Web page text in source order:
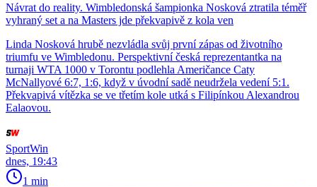
Návrat do reality. Wimbledonská šampionka Nosková ztratila téměř
vyhraný set a na Masters jde překvapivě z kola ven
Linda Nosková hrubě nezvládla svůj první zápas od životního
triumfu ve Wimbledonu. Perspektivní česká reprezentantka na
turnaji WTA 1000 v Torontu podlehla Američance Caty
McNallyové 6:7, 1:6, když v úvodní sadě neudržela vedení 5:1.
Překvapivá vítězka se ve třetím kole utká s Filipínkou Alexandrou
Ealaovou.
SportWin
dnes, 19:43
1 min